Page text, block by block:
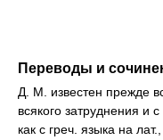
Переводы и
Д. М. известен прежде
всякого затруднения и
как с греч. языка на